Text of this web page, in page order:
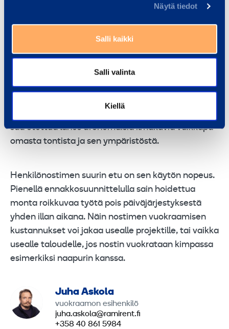
Näytä tiedot
Salli kaikki
Salli valinta
Kiellä
Kun on päässyt ylös asti ja uskaltanut avata
silmänsä, hyvinkin arkisen lokaation maisema
muuttuu yllättäen aivan toisenlaiseksi kuin mitä
maan tasalta kuvittelisi. Puiden latvojen
saa otettua lähes dronemaisia ilmakuvia vaikkapa
omasta tontista ja sen ympäristöstä.
Henkilönostimen suurin etu on sen käytön nopeus.
Pienellä ennakkosuunnittelulla sain hoidettua
monta roikkuvaa työtä pois päiväjärjestyksestä
yhden illan aikana. Näin nostimen vuokraamisen
kustannukset voi jakaa usealle projektille, tai vaikka
usealle taloudelle, jos nostin vuokrataan kimpassa
esimerkiksi naapurin kanssa.
Juha Askola
vuokraamon esihenkilö
juha.askola@ramirent.fi
+358 40 861 5984